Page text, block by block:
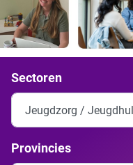
Sectoren
Provincies